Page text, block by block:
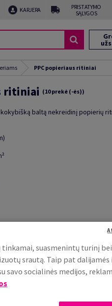
KARJERA
PRISTATYMO
SĄLYGOS
PPC popieriaus ritiniai
ritiniai (10 prekė (-ės))
baltą nekreidinį popierių
suasmenintų turinį
srautą. Taip pat
savo socialinės medijos,